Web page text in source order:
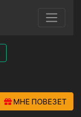
МНЕ ПОВЕЗЕТ